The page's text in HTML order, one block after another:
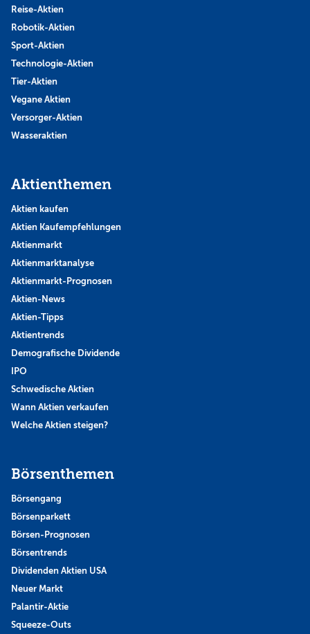
Reise-Aktien
Robotik-Aktien
Sport-Aktien
Technologie-Aktien
Tier-Aktien
Vegane Aktien
Versorger-Aktien
Wasseraktien
Aktienthemen
Aktien kaufen
Aktien Kaufempfehlungen
Aktienmarkt
Aktienmarktanalyse
Aktienmarkt-Prognosen
Aktien-News
Aktien-Tipps
Aktientrends
Demografische Dividende
IPO
Schwedische Aktien
Wann Aktien verkaufen
Welche Aktien steigen?
Börsenthemen
Börsengang
Börsenparkett
Börsen-Prognosen
Börsentrends
Dividenden Aktien USA
Neuer Markt
Palantir-Aktie
Squeeze-Outs